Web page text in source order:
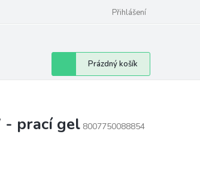
Přihlášení
Nákupní
košík
Prázdný košík
- prací gel 8007750088854